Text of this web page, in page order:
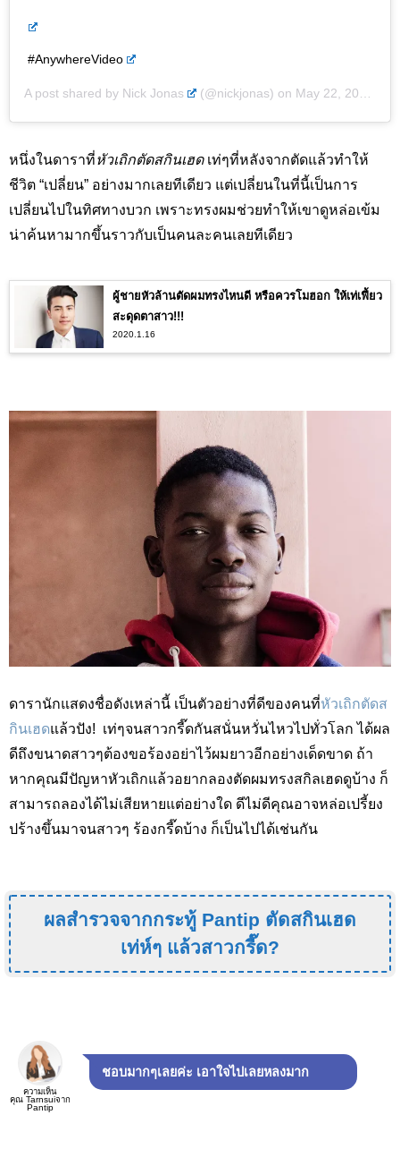
#AnywhereVideo
A post shared by Nick Jonas (@nickjonas) on May 22, 2018 at 10:55am PDT
หนึ่งในดาราที่หัวเถิกตัดสกินเฮดเท่ๆที่หลังจากตัดแล้วทำให้
ชีวิต “เปลี่ยน” อย่างมากเลยทีเดียว แต่เปลี่ยนในที่นี้เป็นการ
เปลี่ยนไปในทิศทางบวก เพราะทรงผมช่วยทำให้เขาดูหล่อเข้ม
น่าค้นหามากขึ้นราวกับเป็นคนละคนเลยทีเดียว
ผู้ชายหัวล้านตัดผมทรงไหนดี หรือควรโมฮอก ให้เท่เฟี้ยว
สะดุดตาสาว!!!
2020.1.16
ดารานักแสดงชื่อดังเหล่านี้ เป็นตัวอย่างที่ดีของคนที่หัวเถิกตัดส
กินเฮดแล้วปัง! เท่ๆจนสาวกรี๊ดกันสนั่นหวั่นไหวไปทั่วโลก ได้ผล
ดีถึงขนาดสาวๆต้องขอร้องอย่าไว้ผมยาวอีกอย่างเด็ดขาด ถ้า
หากคุณมีปัญหาหัวเถิกแล้วอยากลองตัดผมทรงสกิลเฮดดูบ้าง ก็
สามารถลองได้ไม่เสียหายแต่อย่างใด ดีไม่ดีคุณอาจหล่อเปรี้ยง
ปร้างขึ้นมาจนสาวๆ ร้องกรี๊ดบ้าง ก็เป็นไปได้เช่นกัน
ผลสำรวจจากกระทู้ Pantip ตัดสกินเฮด
เท่ห์ๆ แล้วสาวกรี๊ด?
ความเห็น
คุณ Tarnsuiจาก
Pantip
ชอบมากๆเลยค่ะ เอาใจไปเลยหลงมาก